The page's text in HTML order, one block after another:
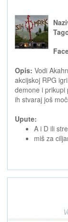
Opis: Vodi
akcijskoj RPG
demone i prikupi
ih stvaraj još
Upute:
A i D ili
miš za